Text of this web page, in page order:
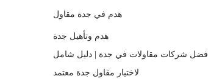
هدم في جدة مقاول
هدم وتأهيل جدة
أفضل شركات مقاولات في جدة | دليل شامل
لاختيار مقاول جدة معتمد